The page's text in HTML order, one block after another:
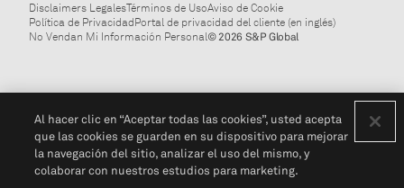
Disclaimers LegalesTérminos de UsoAviso de Cookie
Política de PrivacidadPortal de privacidad del cliente (en inglés)
No Vendan Mi Información Personal© 2026 S&P Global
Al hacer clic en “Aceptar todas las cookies”, usted acepta
que las cookies se guarden en su dispositivo para mejorar
la navegación del sitio, analizar el uso del mismo, y
colaborar con nuestros estudios para marketing.